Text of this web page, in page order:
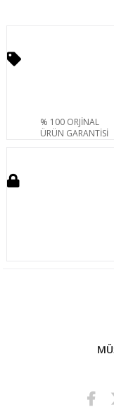
% 100 ORJİNAL
ÜRÜN GARANTİSİ